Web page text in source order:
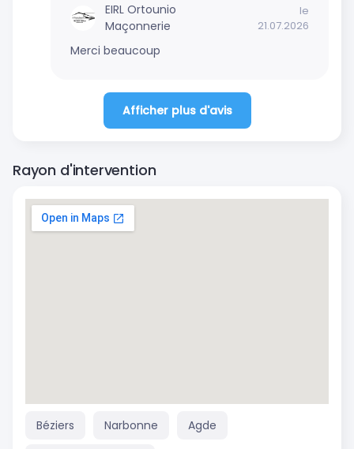
EIRL Ortounio
Maçonnerie
le
21.07.2026
Merci beaucoup
Afficher plus d'avis
Rayon d'intervention
Béziers Narbonne Agde